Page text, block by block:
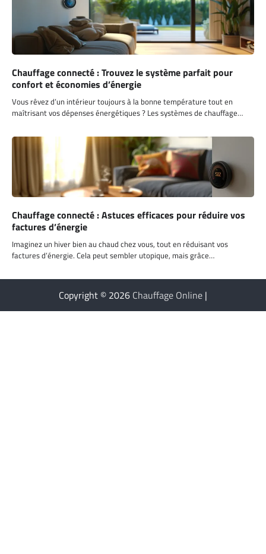
efficacité optimale.
Chauffage connecté : Trouvez le système parfait pour
confort et économies d’énergie
Vous rêvez d’un intérieur toujours à la bonne température tout en
maîtrisant vos dépenses énergétiques ? Les systèmes de chauffage…
Chauffage connecté : Astuces efficaces pour réduire vos
factures d’énergie
Imaginez un hiver bien au chaud chez vous, tout en réduisant vos
factures d’énergie. Cela peut sembler utopique, mais grâce…
Copyright © 2026 Chauffage Online |